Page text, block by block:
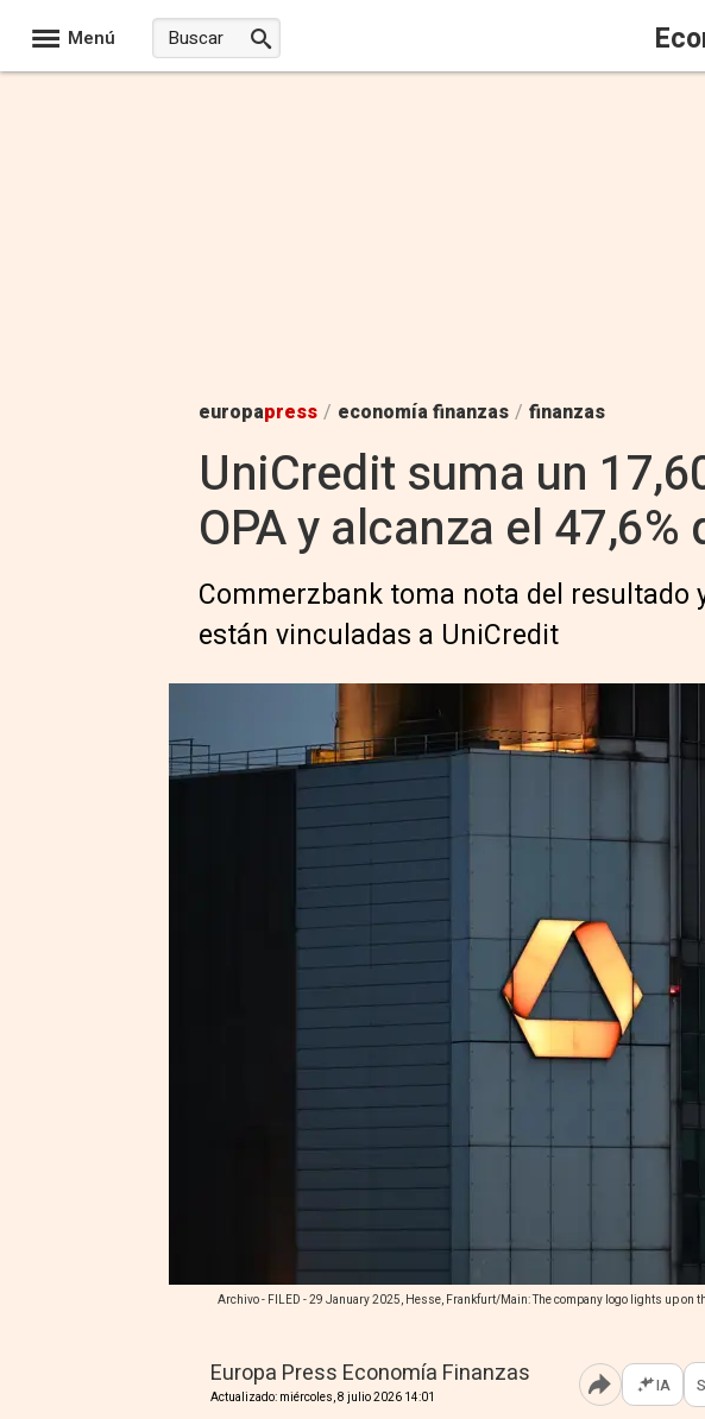
Menú
europapress / economía finanzas / finanzas
UniCredit suma un
OPA y alcanza el
Commerzbank toma nota del resultado
están vinculadas a UniCredit
Archivo - FILED - 29 January 2025, Hesse, Frankfurt/Main: The company logo lights up on
Europa Press Economía Finanzas
Actualizado: miércoles, 8 julio 2026 14:01 Abrir opciones
IA